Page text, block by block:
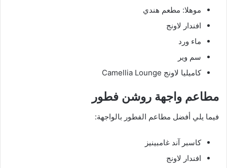
موهلا: مطعم هندي
افندار لاونج
ماء ورد
سم وير
كاميليا لاونج Camellia Lounge
مطاعم واجهة روشن فطور
فيما يلي أفضل مطاعم الفطور بالواجهة:
كاسبر آند غامبينيز
افندار لاونج